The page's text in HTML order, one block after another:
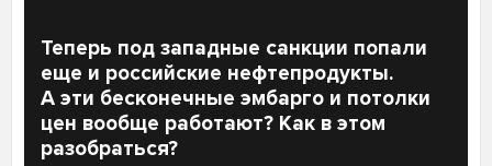
Теперь под западные санкции попали
еще и российские нефтепродукты.
А эти бесконечные эмбарго и потолки
цен вообще работают? Как в этом
разобраться?